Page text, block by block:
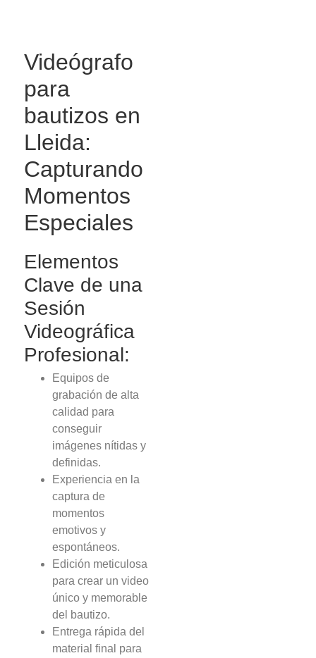
Videógrafo
para
bautizos en
Lleida:
Capturando
Momentos
Especiales
Elementos
Clave de una
Sesión
Videográfica
Profesional:
Equipos de
grabación de alta
calidad para
conseguir
imágenes nítidas y
definidas.
Experiencia en la
captura de
momentos
emotivos y
espontáneos.
Edición meticulosa
para crear un video
único y memorable
del bautizo.
Entrega rápida del
material final para